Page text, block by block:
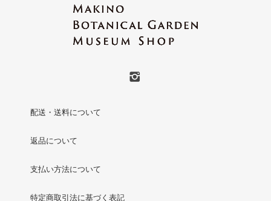
配送・送料について
返品について
支払い方法について
特定商取引法に基づく表記